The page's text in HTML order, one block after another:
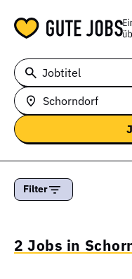
Jobtitel
Filter
2 Jobs in